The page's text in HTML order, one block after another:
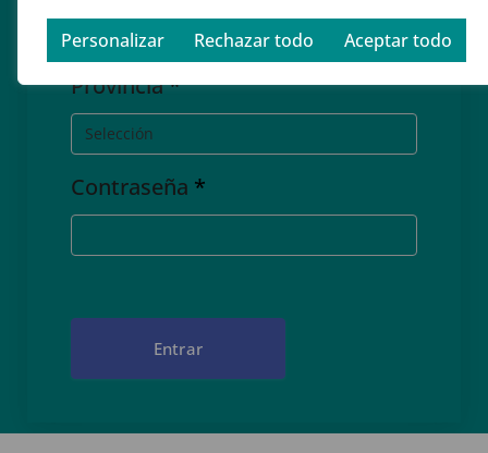
Personalizar Rechazar todo Aceptar todo
Provincia*
Contraseña *
Entrar